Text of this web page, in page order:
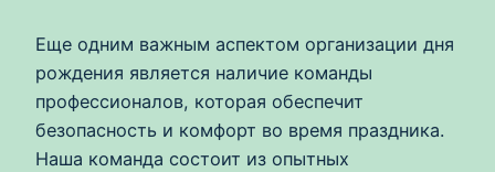
Еще одним важным аспектом организации дня
рождения является наличие команды
профессионалов, которая обеспечит
безопасность и комфорт во время праздника.
Наша команда состоит из опытных